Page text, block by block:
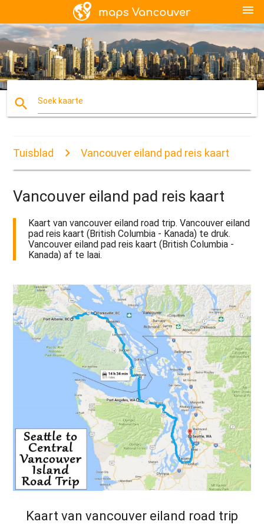
menu
search Soek kaarte
Tuisblad Vancouver eiland pad reis kaart
Vancouver eiland pad reis kaart
Kaart van vancouver eiland road trip. Vancouver eiland
pad reis kaart (British Columbia - Kanada) te druk.
Vancouver eiland pad reis kaart (British Columbia -
Kanada) af te laai.
Kaart van vancouver eiland road trip